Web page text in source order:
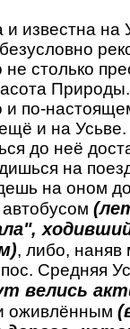
известна на
не столько
и по-
и на Усьве.
до неё
на
на оном
, либо, наняв
Средняя
велись
оживлённым